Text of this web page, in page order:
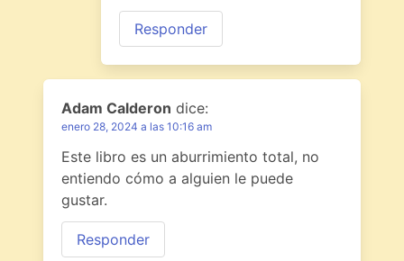
Responder
Adam Calderon dice:
enero 28, 2024 a las 10:16 am
Este libro es un aburrimiento total, no
entiendo cómo a alguien le puede
gustar.
Responder